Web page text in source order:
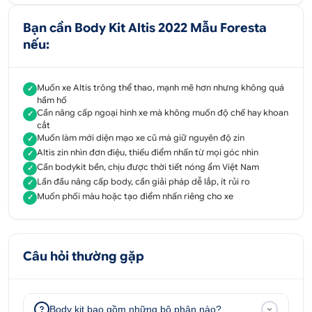
Bộ body kit được sản xuất theo form xe nguyên bản
2. Các chi tiết nổi bật của Body kit Altis
Bộ bodykit Foresta cho Altis 2022 bao gồm đầy đủ
các chi tiết ốp trước - hông - sau, được thiết kế
đồng bộ thể thao. Tổng thể giúp xe trở nên cứng
cáp hơn, cải thiện đáng kể cảm giác thị giác khi
nhìn từ mọi góc độ.
Cản trước: Tạo hình góc cạnh, mở rộng hốc gió
Ốp sườn thân xe: Thiết kế liền mạch, kéo dài sát
mép dưới được xử lý dứt khoát, tăng cảm giác
Bạn cần Body Kit Altis 2022 Mẫu Foresta
nếu:
✓ Muốn xe Altis trông thể thao, mạnh mẽ hơn nhưng không quá
hầm hố
✓ Cần nâng cấp ngoại hình xe mà không muốn độ chế hay khoan
cắt
✓ Muốn làm mới diện mạo xe cũ mà giữ nguyên độ zin
✓ Altis zin nhìn đơn điệu, thiếu điểm nhấn từ mọi góc nhìn
✓ Cần bodykit bền, chịu được thời tiết nóng ẩm Việt Nam
✓ Lần đầu nâng cấp body, cần giải pháp dễ lắp, ít rủi ro
✓ Muốn phối màu hoặc tạo điểm nhấn riêng cho xe
Câu hỏi thường gặp
Body kit bao gồm những bộ phận nào?